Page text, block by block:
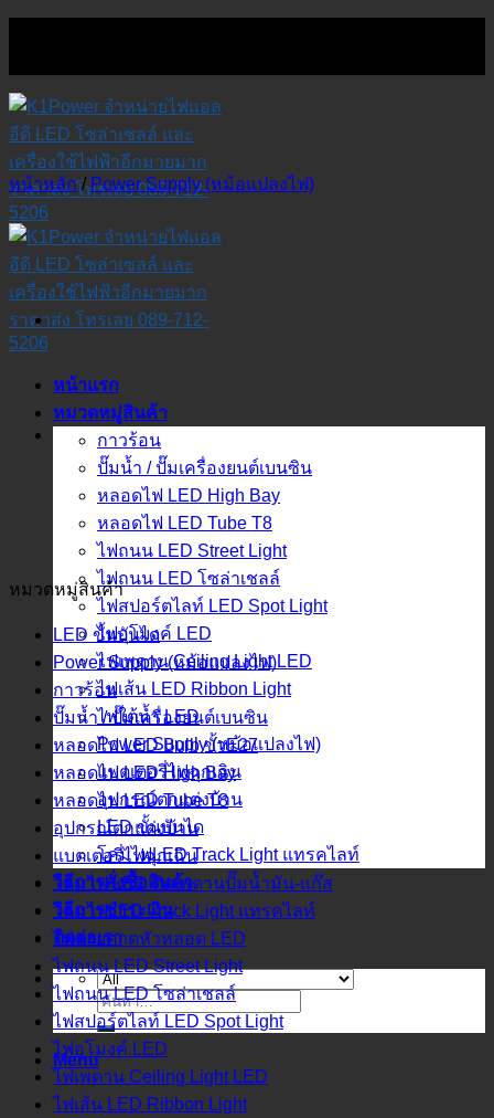
หน้าแรก
หมวดหมู่สินค้า
กาวร้อน
ปั๊มน้ำ / ปั๊มเครื่องยนต์เบนซิน
หลอดไฟ LED High Bay
หลอดไฟ LED Tube T8
ไฟถนน LED Street Light
ไฟถนน LED โซล่าเชลล์
ไฟสปอร์ตไลท์ LED Spot Light
ไฟอุโมงค์ LED
ไฟเพดาน Ceiling Light LED
ไฟเส้น LED Ribbon Light
ไฟใต้น้ำ LED
Power Supply (หม้อแปลงไฟ)
แบตเตอรี่ไฟฉุกเฉิน
อุปกรณ์ตกแต่งบ้าน
LED ขั้นบันได
โคมไฟLED Track Light แทรคไลท์
วิธีการสั่งซื้อสินค้า
วิธีการชำระเงิน
ติดต่อเรา
ค้นหา:
Menu
หน้าหลัก / Power Supply (หม้อแปลงไฟ)
หมวดหมู่สินค้า
LED ขั้นบันได
Power Supply (หม้อแปลงไฟ)
กาวร้อน
ปั๊มน้ำ / ปั๊มเครื่องยนต์เบนซิน
หลอดไฟ LED Bulb ขั้วE27
หลอดไฟ LED High Bay
หลอดไฟ LED Tube T8
อุปกรณ์ตกแต่งบ้าน
แบตเตอรี่ไฟฉุกเฉิน
โคมไฟ LED ติดเพดานปั๊มน้ำมัน-แก๊ส
โคมไฟLED Track Light แทรคไลท์
ไฟฉายคาดหัวหลอด LED
ไฟถนน LED Street Light
ไฟถนน LED โซล่าเชลล์
ไฟสปอร์ตไลท์ LED Spot Light
ไฟอุโมงค์ LED
ไฟเพดาน Ceiling Light LED
ไฟเส้น LED Ribbon Light